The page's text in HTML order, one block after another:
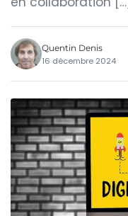
Quentin Denis
16 décembre 2024